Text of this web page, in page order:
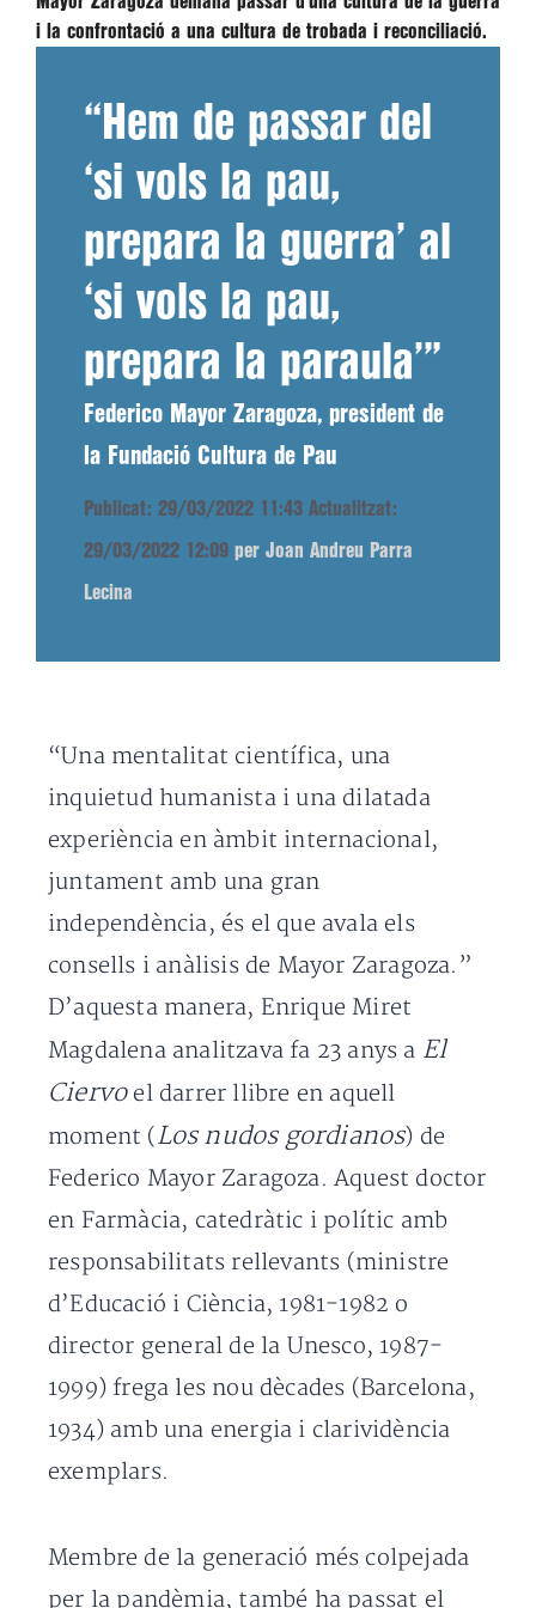
i la confrontació a una cultura de trobada i reconciliació.
“Hem de passar del
‘si vols la pau,
prepara la guerra’ al
‘si vols la pau,
prepara la paraula’”
Federico Mayor Zaragoza, president de
la Fundació Cultura de Pau
Publicat: 29/03/2022 11:43 Actualitzat:
29/03/2022 12:09 per Joan Andreu Parra
Lecina
“Una mentalitat científica, una
inquietud humanista i una dilatada
experiència en àmbit internacional,
juntament amb una gran
independència, és el que avala els
consells i anàlisis de Mayor Zaragoza.”
D’aquesta manera, Enrique Miret
Magdalena analitzava fa 23 anys a El
Ciervoel darrer llibre en aquell
moment (Los nudos gordianos) de
Federico Mayor Zaragoza. Aquest doctor
en Farmàcia, catedràtic i polític amb
responsabilitats rellevants (ministre
d’Educació i Ciència, 1981-1982 o
director general de la Unesco, 1987-
1999) frega les nou dècades (Barcelona,
1934) amb una energia i clarividència
exemplars.
Membre de la generació més colpejada
per la pandèmia, també ha passat el